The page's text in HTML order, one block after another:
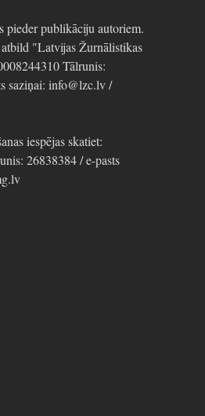
pieder publikāciju autoriem.
"Latvijas Žurnālistikas
Tālrunis:
saziņai: info@lzc.lv /
iespējas skatiet:
26838384 / e-pasts